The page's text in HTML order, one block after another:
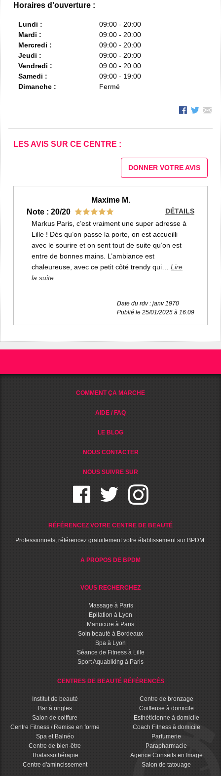
Horaires d'ouverture :
Lundi :
09:00 - 20:00
Mardi :
09:00 - 20:00
Mercredi :
09:00 - 20:00
Jeudi :
09:00 - 20:00
Vendredi :
09:00 - 20:00
Samedi :
09:00 - 19:00
Dimanche :
Fermé
LES AVIS SUR CE CENTRE :
DONNER VOTRE AVIS
Maxime M.
Note : 20/20
DÉTAILS
Markus Paris, c’est vraiment une super adresse à
Lille ! Dès qu’on passe la porte, on est accueilli
avec le sourire et on sent tout de suite qu’on est
entre de bonnes mains. L’ambiance est
chaleureuse, avec ce petit côté trendy qui… Lire
la suite
Date du rdv : janv 1970
Publié le 25/01/2025 à 16:09
COMMENT ÇA MARCHE
AIDE / FAQ
LE BLOG
NOUS CONTACTER
NOUS SUIVRE SUR
RÉFÉRENCEZ VOTRE CENTRE DE BEAUTÉ
Professionnels, référencez gratuitement votre établissement sur BPDM.
A PROPOS DE BPDM
VOUS RECHERCHEZ
Massage à Paris
Epilation à Lyon
Manucure à Paris
Soin beauté à Bordeaux
Spa à Lyon
Séance de Fitness à Lille
Sport Aquabiking à Paris
CENTRES DE BEAUTÉ RÉFÉRENCÉS
Institut de beauté
Bar à ongles
Salon de coiffure
Centre Fitness / Remise en forme
Spa et Balnéo
Centre de bien-être
Thalassothérapie
Centre d'amincissement
Centre de bronzage
Coiffeuse à domicile
Esthéticienne à domicile
Coach Fitness à domicile
Parfumerie
Parapharmacie
Agence Conseils en Image
Salon de tatouage